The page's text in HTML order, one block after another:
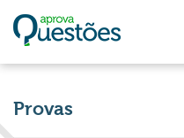
Provas